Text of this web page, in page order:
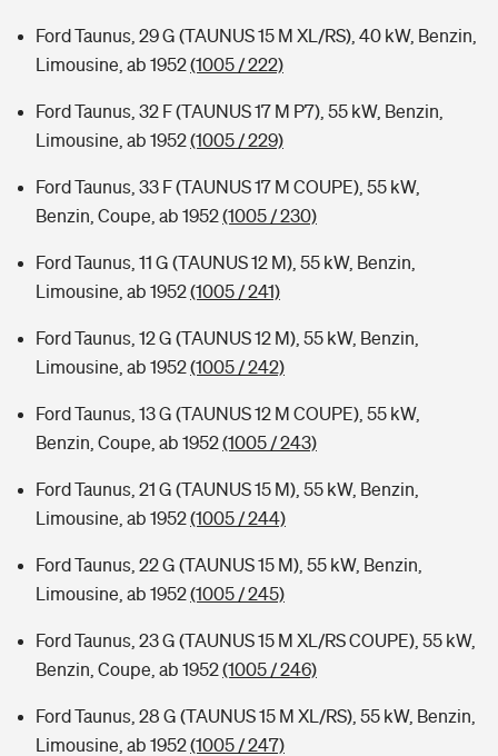
Ford Taunus, 29 G (TAUNUS 15 M XL/RS), 40 kW, Benzin,
Limousine, ab 1952(1005 / 222)
Ford Taunus, 32 F (TAUNUS 17 M P7), 55 kW, Benzin,
Limousine, ab 1952(1005 / 229)
Ford Taunus, 33 F (TAUNUS 17 M COUPE), 55 kW,
Benzin, Coupe, ab 1952(1005 / 230)
Ford Taunus, 11 G (TAUNUS 12 M), 55 kW, Benzin,
Limousine, ab 1952(1005 / 241)
Ford Taunus, 12 G (TAUNUS 12 M), 55 kW, Benzin,
Limousine, ab 1952(1005 / 242)
Ford Taunus, 13 G (TAUNUS 12 M COUPE), 55 kW,
Benzin, Coupe, ab 1952(1005 / 243)
Ford Taunus, 21 G (TAUNUS 15 M), 55 kW, Benzin,
Limousine, ab 1952(1005 / 244)
Ford Taunus, 22 G (TAUNUS 15 M), 55 kW, Benzin,
Limousine, ab 1952(1005 / 245)
Ford Taunus, 23 G (TAUNUS 15 M XL/RS COUPE), 55 kW,
Benzin, Coupe, ab 1952(1005 / 246)
Ford Taunus, 28 G (TAUNUS 15 M XL/RS), 55 kW, Benzin,
Limousine, ab 1952(1005 / 247)